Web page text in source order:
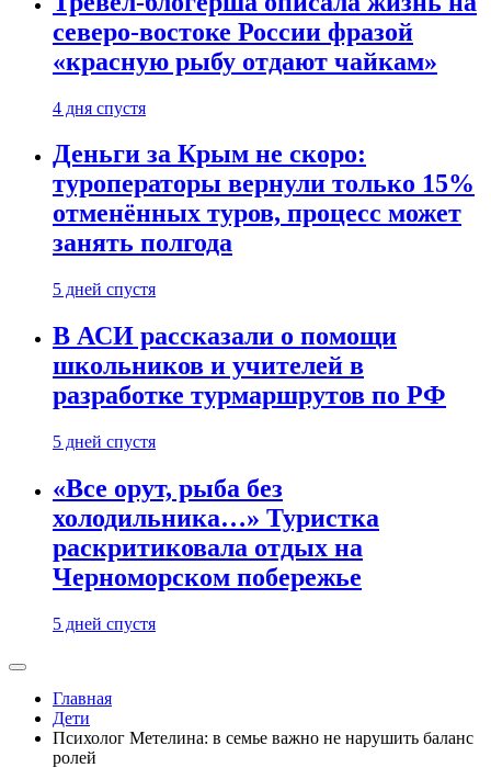
северо-востоке России фразой
«красную рыбу отдают чайкам»
4 дня спустя
Деньги за Крым не скоро:
туроператоры вернули только 15%
отменённых туров, процесс может
занять полгода
5 дней спустя
В АСИ рассказали о помощи
школьников и учителей в
разработке турмаршрутов по РФ
5 дней спустя
«Все орут, рыба без
холодильника…» Туристка
раскритиковала отдых на
Черноморском побережье
5 дней спустя
Главная
Дети
Психолог Метелина: в семье важно не нарушить баланс
ролей